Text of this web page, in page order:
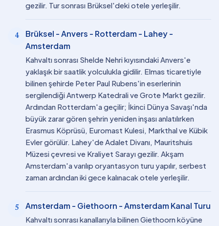
gezilir. Tur sonrası Brüksel'deki otele yerleşilir.
4
Brüksel - Anvers - Rotterdam - Lahey -
Amsterdam
Kahvaltı sonrası Shelde Nehri kıyısındaki Anvers'e
yaklaşık bir saatlik yolculukla gidilir. Elmas ticaretiyle
bilinen şehirde Peter Paul Rubens'in eserlerinin
sergilendiği Antwerp Katedrali ve Grote Markt gezilir.
Ardından Rotterdam'a geçilir; İkinci Dünya Savaşı'nda
büyük zarar gören şehrin yeniden inşası anlatılırken
Erasmus Köprüsü, Euromast Kulesi, Markthal ve Kübik
Evler görülür. Lahey'de Adalet Divanı, Mauritshuis
Müzesi çevresi ve Kraliyet Sarayı gezilir. Akşam
Amsterdam'a varılıp oryantasyon turu yapılır, serbest
zaman ardından iki gece kalınacak otele yerleşilir.
5 Amsterdam - Giethoorn - Amsterdam Kanal Turu
Kahvaltı sonrası kanallarıyla bilinen Giethoorn köyüne